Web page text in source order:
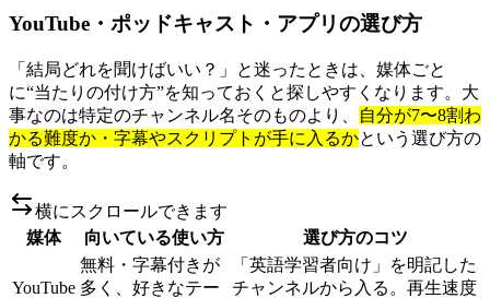
YouTube・ポッドキャスト・アプリの選び方
「結局どれを聞けばいい？」と迷ったときは、媒体ごと
に“当たりの付け方”を知っておくと探しやすくなります。大
事なのは特定のチャンネル名そのものより、
自分が7〜8割わ
かる難度か・字幕やスクリプトが手に入るかという選び方の
軸です。
横にスクロールできます
媒体
向いている使い方 選び方のコツ
YouTube
無料・字幕付きが
多く、好きなテー
「英語学習者向け」を明記した
チャンネルから入る。再生速度